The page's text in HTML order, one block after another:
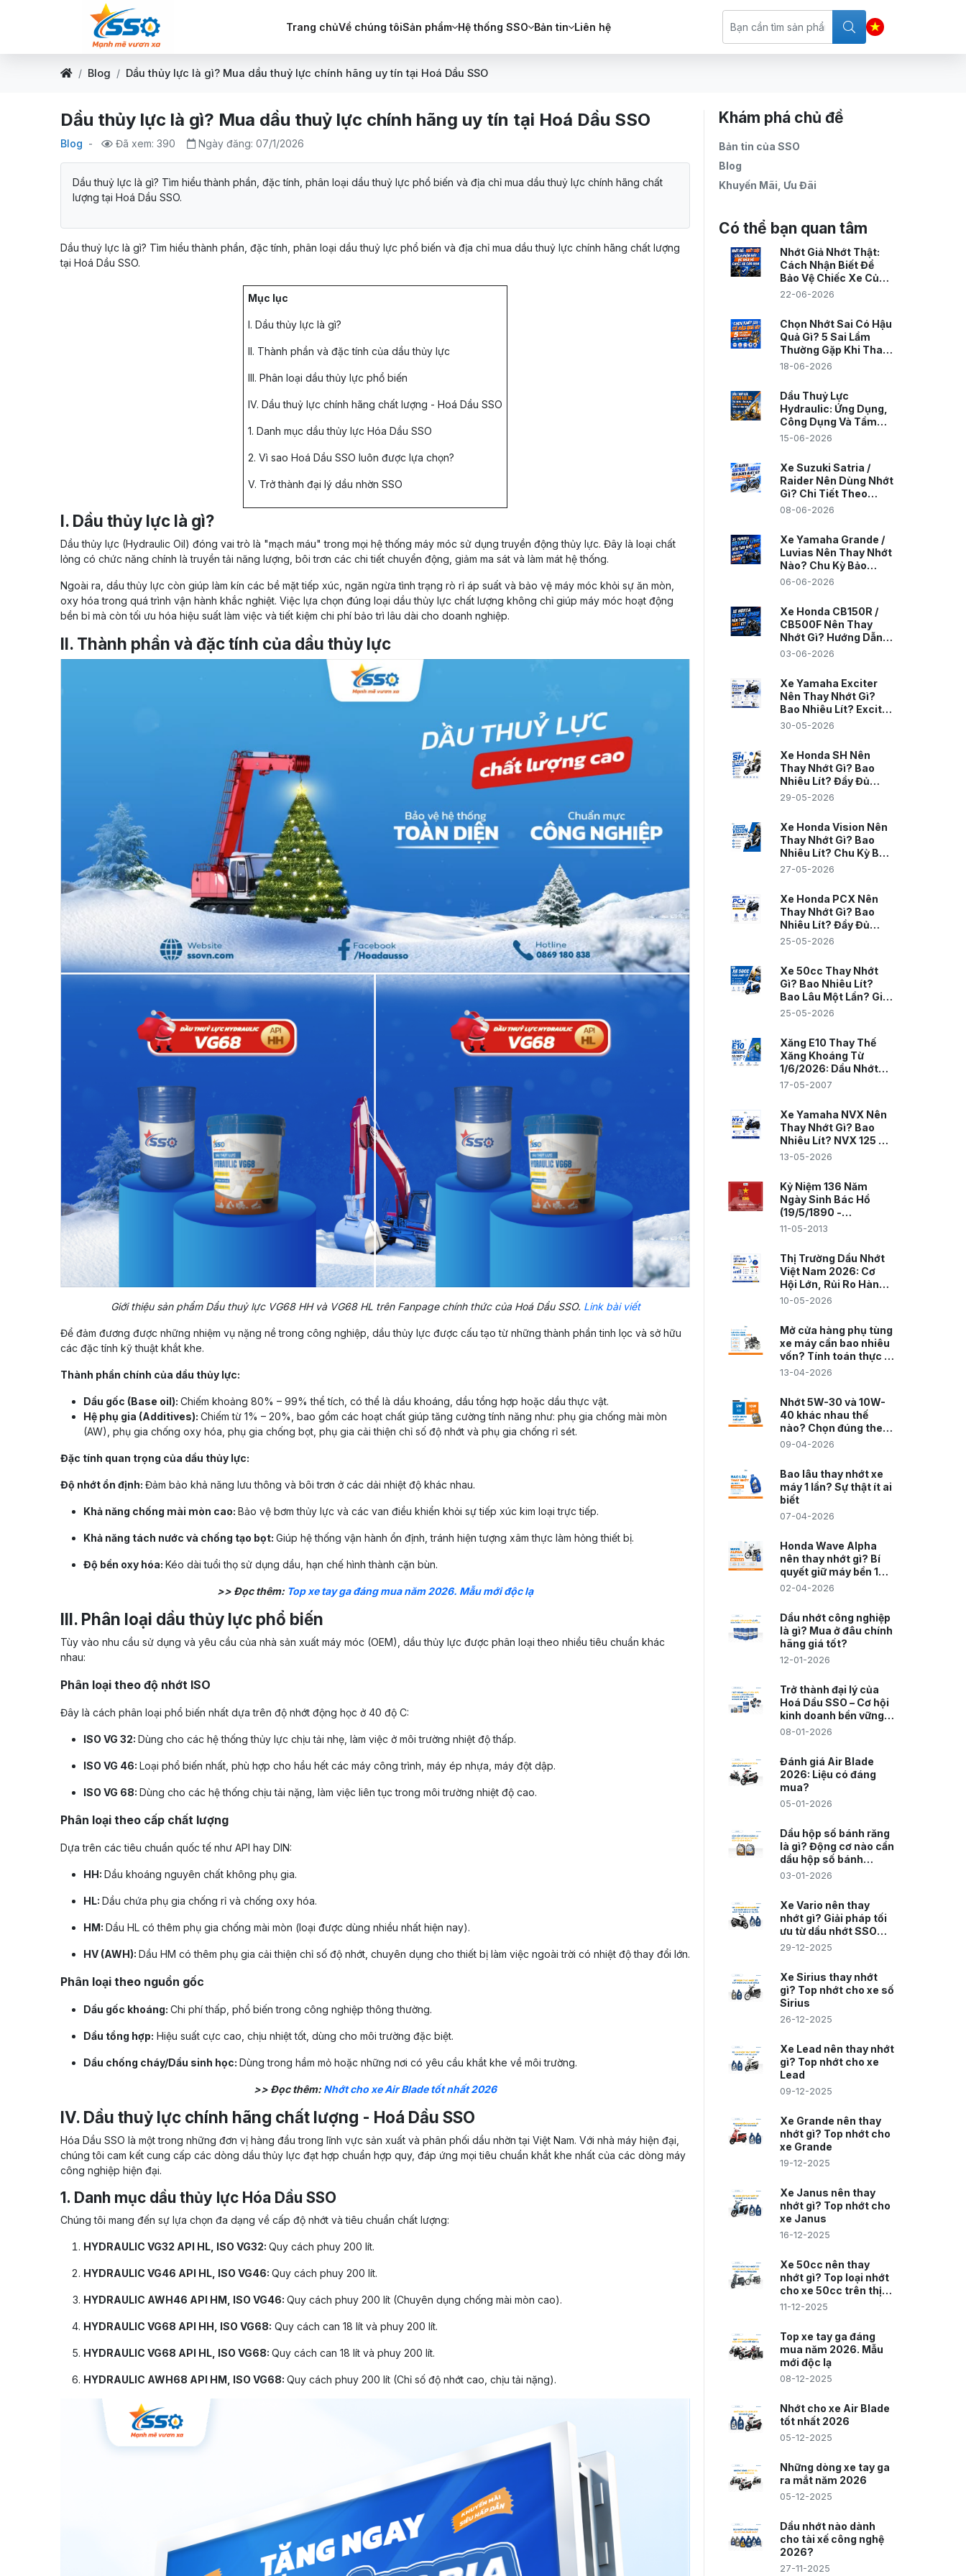
Trang chủVề chúng tôiSản phẩm Hệ thống SSO Bản tin Liên hệ
Blog Dầu thủy lực là gì? Mua dầu thuỷ lực chính hãng uy tín tại Hoá Dầu SSO
Dầu thủy lực là gì? Mua dầu thuỷ lực chính hãng uy tín tại Hoá Dầu SSO
Blog - Đã xem: 390 Ngày đăng: 07/1/2026
Dầu thuỷ lực là gì? Tìm hiểu thành phần, đặc tính, phân loại dầu thuỷ lực phổ biến và địa chỉ mua dầu thuỷ lực chính hãng chất
lượng tại Hoá Dầu SSO.
Dầu thuỷ lực là gì? Tìm hiểu thành phần, đặc tính, phân loại dầu thuỷ lực phổ biến và địa chỉ mua dầu thuỷ lực chính hãng chất lượng
tại Hoá Dầu SSO.
Mục lục
I. Dầu thủy lực là gì?
II. Thành phần và đặc tính của dầu thủy lực
III. Phân loại dầu thủy lực phổ biến
IV. Dầu thuỷ lực chính hãng chất lượng - Hoá Dầu SSO
1. Danh mục dầu thủy lực Hóa Dầu SSO
2. Vì sao Hoá Dầu SSO luôn được lựa chọn?
V. Trở thành đại lý dầu nhờn SSO
I. Dầu thủy lực là gì?
Dầu thủy lực (Hydraulic Oil) đóng vai trò là "mạch máu" trong mọi hệ thống máy móc sử dụng truyền động thủy lực. Đây là loại chất
lỏng có chức năng chính là truyền tải năng lượng, bôi trơn các chi tiết chuyển động, giảm ma sát và làm mát hệ thống.
Ngoài ra, dầu thủy lực còn giúp làm kín các bề mặt tiếp xúc, ngăn ngừa tình trạng rò rỉ áp suất và bảo vệ máy móc khỏi sự ăn mòn,
oxy hóa trong quá trình vận hành khắc nghiệt. Việc lựa chọn đúng loại dầu thủy lực chất lượng không chỉ giúp máy móc hoạt động
bền bỉ mà còn tối ưu hóa hiệu suất làm việc và tiết kiệm chi phí bảo trì lâu dài cho doanh nghiệp.
II. Thành phần và đặc tính của dầu thủy lực
Giới thiệu sản phẩm Dầu thuỷ lực VG68 HH và VG68 HL trên Fanpage chính thức của Hoá Dầu SSO. Link bài viết
Để đảm đương được những nhiệm vụ nặng nề trong công nghiệp, dầu thủy lực được cấu tạo từ những thành phần tinh lọc và sở hữu
các đặc tính kỹ thuật khắt khe.
Thành phần chính của dầu thủy lực:
Dầu gốc (Base oil): Chiếm khoảng 80% – 99% thể tích, có thể là dầu khoáng, dầu tổng hợp hoặc dầu thực vật.
Hệ phụ gia (Additives): Chiếm từ 1% – 20%, bao gồm các hoạt chất giúp tăng cường tính năng như: phụ gia chống mài mòn
(AW), phụ gia chống oxy hóa, phụ gia chống bọt, phụ gia cải thiện chỉ số độ nhớt và phụ gia chống rỉ sét.
Đặc tính quan trọng của dầu thủy lực:
Độ nhớt ổn định: Đảm bảo khả năng lưu thông và bôi trơn ở các dải nhiệt độ khác nhau.
Khả năng chống mài mòn cao: Bảo vệ bơm thủy lực và các van điều khiển khỏi sự tiếp xúc kim loại trực tiếp.
Khả năng tách nước và chống tạo bọt: Giúp hệ thống vận hành ổn định, tránh hiện tượng xâm thực làm hỏng thiết bị.
Độ bền oxy hóa: Kéo dài tuổi thọ sử dụng dầu, hạn chế hình thành cặn bùn.
>> Đọc thêm: Top xe tay ga đáng mua năm 2026. Mẫu mới độc lạ
III. Phân loại dầu thủy lực phổ biến
Tùy vào nhu cầu sử dụng và yêu cầu của nhà sản xuất máy móc (OEM), dầu thủy lực được phân loại theo nhiều tiêu chuẩn khác
nhau:
Phân loại theo độ nhớt ISO
Đây là cách phân loại phổ biến nhất dựa trên độ nhớt động học ở 40 độ C:
ISO VG 32: Dùng cho các hệ thống thủy lực chịu tải nhẹ, làm việc ở môi trường nhiệt độ thấp.
ISO VG 46: Loại phổ biến nhất, phù hợp cho hầu hết các máy công trình, máy ép nhựa, máy đột dập.
ISO VG 68: Dùng cho các hệ thống chịu tải nặng, làm việc liên tục trong môi trường nhiệt độ cao.
Phân loại theo cấp chất lượng
Dựa trên các tiêu chuẩn quốc tế như API hay DIN:
HH: Dầu khoáng nguyên chất không phụ gia.
HL: Dầu chứa phụ gia chống rỉ và chống oxy hóa.
HM: Dầu HL có thêm phụ gia chống mài mòn (loại được dùng nhiều nhất hiện nay).
HV (AWH): Dầu HM có thêm phụ gia cải thiện chỉ số độ nhớt, chuyên dụng cho thiết bị làm việc ngoài trời có nhiệt độ thay đổi lớn.
Phân loại theo nguồn gốc
Dầu gốc khoáng: Chi phí thấp, phổ biến trong công nghiệp thông thường.
Dầu tổng hợp: Hiệu suất cực cao, chịu nhiệt tốt, dùng cho môi trường đặc biệt.
Dầu chống cháy/Dầu sinh học: Dùng trong hầm mỏ hoặc những nơi có yêu cầu khắt khe về môi trường.
>> Đọc thêm: Nhớt cho xe Air Blade tốt nhất 2026
IV. Dầu thuỷ lực chính hãng chất lượng - Hoá Dầu SSO
Hóa Dầu SSO là một trong những đơn vị hàng đầu trong lĩnh vực sản xuất và phân phối dầu nhờn tại Việt Nam. Với nhà máy hiện đại,
chúng tôi cam kết cung cấp các dòng dầu thủy lực đạt hợp chuẩn hợp quy, đáp ứng mọi tiêu chuẩn khắt khe nhất của các dòng máy
công nghiệp hiện đại.
1. Danh mục dầu thủy lực Hóa Dầu SSO
Chúng tôi mang đến sự lựa chọn đa dạng về cấp độ nhớt và tiêu chuẩn chất lượng:
HYDRAULIC VG32 API HL, ISO VG32: Quy cách phuy 200 lít.
HYDRAULIC VG46 API HL, ISO VG46: Quy cách phuy 200 lít.
HYDRAULIC AWH46 API HM, ISO VG46: Quy cách phuy 200 lít (Chuyên dụng chống mài mòn cao).
HYDRAULIC VG68 API HH, ISO VG68: Quy cách can 18 lít và phuy 200 lít.
HYDRAULIC VG68 API HL, ISO VG68: Quy cách can 18 lít và phuy 200 lít.
HYDRAULIC AWH68 API HM, ISO VG68: Quy cách phuy 200 lít (Chỉ số độ nhớt cao, chịu tải nặng).
Khám phá chủ đề
Bản tin của SSO
Blog
Khuyến Mãi, Ưu Đãi
Có thể bạn quan tâm
Nhớt Giả Nhớt Thật:
Cách Nhận Biết Để
Bảo Vệ Chiếc Xe Của
Bạn
22-06-2026
Chọn Nhớt Sai Có Hậu
Quả Gì? 5 Sai Lầm
Thường Gặp Khi Thay
Nhớt Và Cách Tránh
18-06-2026
Dầu Thuỷ Lực
Hydraulic: Ứng Dụng,
Công Dụng Và Tầm
Quan Trọng Trong
15-06-2026
Xe Suzuki Satria /
Raider Nên Dùng Nhớt
Gì? Chi Tiết Theo
Dòng Xe Cho Biker
08-06-2026
Xe Yamaha Grande /
Luvias Nên Thay Nhớt
Nào? Chu Kỳ Bảo
Dưỡng Chi TiếtXe
Nào? Chu Kỳ Bảo
Dưỡng Chi Tiết
06-06-2026
Xe Honda CB150R /
CB500F Nên Thay
Nhớt Gì? Hướng Dẫn
Chi Tiết Cho Biker Việt
03-06-2026
Xe Yamaha Exciter
Nên Thay Nhớt Gì?
Bao Nhiêu Lít? Exciter
150 Và 155 VVA
30-05-2026
Xe Honda SH Nên
Thay Nhớt Gì? Bao
Nhiêu Lít? Đầy Đủ
Theo Từng Đời Xe
29-05-2026
Xe Honda Vision Nên
Thay Nhớt Gì? Bao
Nhiêu Lít? Chu Kỳ Bao
Lâu?
27-05-2026
Xe Honda PCX Nên
Thay Nhớt Gì? Bao
Nhiêu Lít? Đầy Đủ
Theo Từng Đời PCX
25-05-2026
Xe 50cc Thay Nhớt
Gì? Bao Nhiêu Lít?
Bao Lâu Một Lần? Giải
Đáp Toàn Bộ Trong 1
25-05-2026
Xăng E10 Thay Thế
Xăng Khoáng Từ
1/6/2026: Dầu Nhớt
Cần Thay Đổi Gì
17-05-2007
Xe Yamaha NVX Nên
Thay Nhớt Gì? Bao
Nhiêu Lít? NVX 125 Và
NVX 155 VVA
13-05-2026
Kỷ Niệm 136 Năm
Ngày Sinh Bác Hồ
(19/5/1890 -
19/5/2026): Những
Không Thể Nào Quên
11-05-2013
Thị Trường Dầu Nhớt
Việt Nam 2026: Cơ
Hội Lớn, Rủi Ro Hàng
Giả và Vì Sao Phải
10-05-2026
Mở cửa hàng phụ tùng
xe máy cần bao nhiêu
vốn? Tính toán thực tế
2026
13-04-2026
Nhớt 5W-30 và 10W-
40 khác nhau thế
nào? Chọn đúng theo
loại xe
09-04-2026
Bao lâu thay nhớt xe
máy 1 lần? Sự thật ít ai
biết
07-04-2026
Honda Wave Alpha
nên thay nhớt gì? Bí
quyết giữ máy bền 10
năm
02-04-2026
Dầu nhớt công nghiệp
là gì? Mua ở đâu chính
hãng giá tốt?
12-01-2026
Trở thành đại lý của
Hoá Dầu SSO – Cơ hội
kinh doanh bền vững,
lợi nhuận dài hạn
08-01-2026
Đánh giá Air Blade
2026: Liệu có đáng
mua?
05-01-2026
Dầu hộp số bánh răng
là gì? Động cơ nào cần
dầu hộp số bánh
răng?
03-01-2026
Xe Vario nên thay
nhớt gì? Giải pháp tối
ưu từ dầu nhớt SSO
giúp máy êm, bốc
29-12-2025
Xe Sirius thay nhớt
gì? Top nhớt cho xe số
Sirius
26-12-2025
Xe Lead nên thay nhớt
gì? Top nhớt cho xe
Lead
09-12-2025
Xe Grande nên thay
nhớt gì? Top nhớt cho
xe Grande
19-12-2025
Xe Janus nên thay
nhớt gì? Top nhớt cho
xe Janus
16-12-2025
Xe 50cc nên thay
nhớt gì? Top loại nhớt
cho xe 50cc trên thị
trường 2026
11-12-2025
Top xe tay ga đáng
mua năm 2026. Mẫu
mới độc lạ
08-12-2025
Nhớt cho xe Air Blade
tốt nhất 2026
05-12-2025
Những dòng xe tay ga
ra mắt năm 2026
05-12-2025
Dầu nhớt nào dành
cho tài xế công nghệ
2026?
27-11-2025